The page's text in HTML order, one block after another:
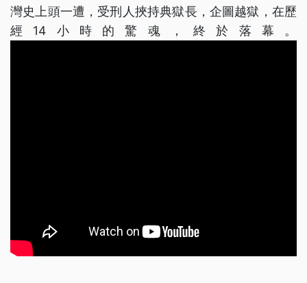
灣史上頭一遭，受刑人挾持典獄長，企圖越獄，在歷
經14小時的驚魂，終於落幕。